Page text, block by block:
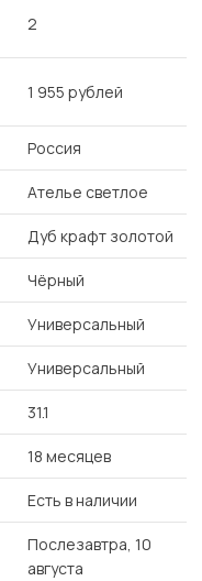
2
1 955 рублей
Россия
Ателье светлое
Дуб крафт золотой
Чёрный
Универсальный
Универсальный
31.1
18 месяцев
Есть в наличии
Послезавтра, 10
августа